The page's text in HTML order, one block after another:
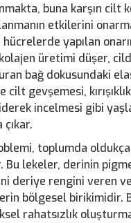
buna karşın cilt
etkilerini
yapılan
üretimi düşer,
bağ dokusundaki
cilt gevşemesi,
incelmesi gibi
toplumda oldukça
Bu lekeler, derinin
deriye rengini veren
bölgesel birikimidir.
rahatsızlık